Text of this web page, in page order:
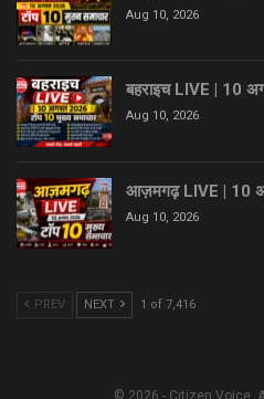
Aug 10, 2026
बहराइच LIVE | 10
Aug 10, 2026
आज़मगढ़ LIVE | 10
Aug 10, 2026
PREV NEXT 1 of 7,416
© 2026 - Citizen Voice.